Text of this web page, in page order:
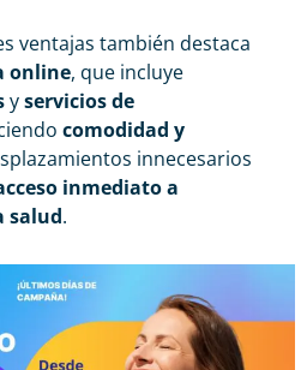
ventajas también destaca
online, que incluye
yservicios de
comodidad y
innecesarios
inmediato a
salud.